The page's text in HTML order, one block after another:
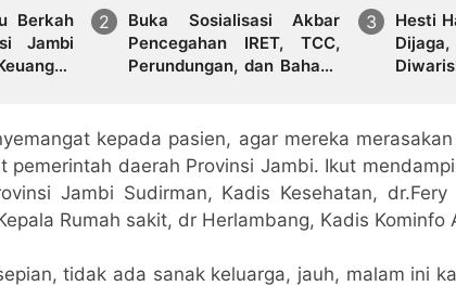
Berkah
Jambi
Buka Sosialisasi Akbar
Pencegahan IRET, TCC,
Perundungan, dan Bahaya
Hesti
kepada pasien, agar mereka
pemerintah daerah Provinsi Jambi. Ikut
Jambi Sudirman, Kadis Kesehatan,
Rumah sakit, dr Herlambang, Kadis Kominfo
tidak ada sanak keluarga, jauh, malam ini